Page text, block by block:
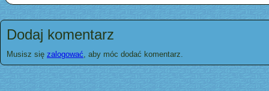
Dodaj komentarz
Musisz się zalogować, aby móc dodać komentarz.